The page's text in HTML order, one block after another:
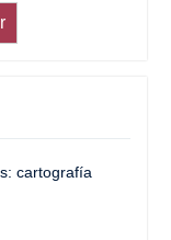
cartografía